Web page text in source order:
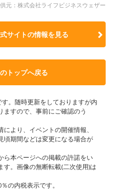
元：株式会社ライフビジネスウェザー
サイトの情報を見る
トップへ戻る
。随時更新をしておりますが内
すので、事前にご確認のう
より、イベントの開催情報、
頃期間などは変更になる場合が
本ページへの掲載の許諾をい
。画像の無断転載(二次使用)は
の内税表示です。